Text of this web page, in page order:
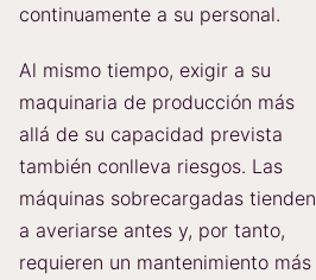
continuamente a su personal.
Al mismo tiempo, exigir a su
maquinaria de producción más
allá de su capacidad prevista
también conlleva riesgos. Las
máquinas sobrecargadas tienden
a averiarse antes y, por tanto,
requieren un mantenimiento más